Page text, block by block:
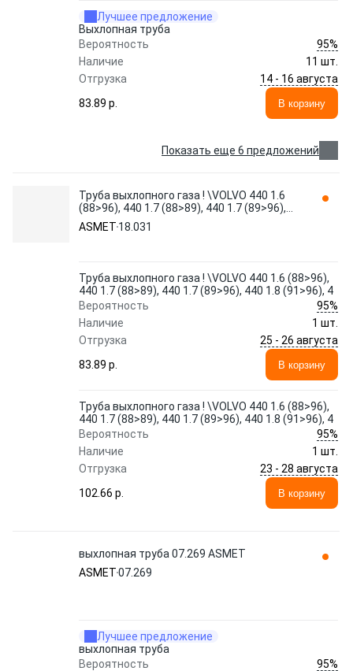
Лучшее предложение
Выхлопная труба
Вероятность
95%
Наличие
11 шт.
Отгрузка
14 - 16 августа
83.89 p.
В корзину
Показать еще 6 предложений
Труба выхлопного газа ! \VOLVO 440 1.6
(88>96), 440 1.7 (88>89), 440 1.7 (89>96),
440 1.8 (91>96), 4 18.031 ASMET
ASMET 18.031
Труба выхлопного газа ! \VOLVO 440 1.6 (88>96),
440 1.7 (88>89), 440 1.7 (89>96), 440 1.8 (91>96), 4
Вероятность
95%
Наличие
1 шт.
Отгрузка
25 - 26 августа
83.89 p.
В корзину
Труба выхлопного газа ! \VOLVO 440 1.6 (88>96),
440 1.7 (88>89), 440 1.7 (89>96), 440 1.8 (91>96), 4
Вероятность
95%
Наличие
1 шт.
Отгрузка
23 - 28 августа
102.66 p.
В корзину
выхлопная труба 07.269 ASMET
ASMET07.269
Лучшее предложение
выхлопная труба
Вероятность
95%